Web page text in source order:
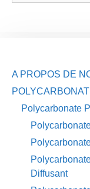
A PROPOS DE
Polycarbonate
Diffusant